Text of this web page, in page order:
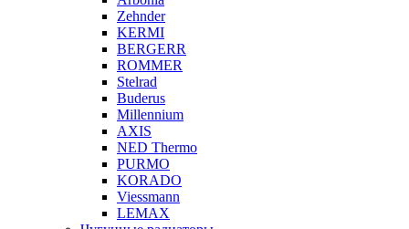
Zehnder
KERMI
BERGERR
ROMMER
Stelrad
Buderus
Millennium
AXIS
NED Thermo
PURMO
KORADO
Viessmann
LEMAX